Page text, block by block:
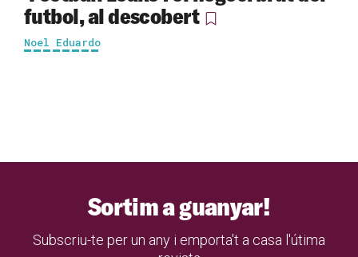
futbol, al descobert
Noel Eduardo
Sortim a guanyar!
Subscriu-te per un any i emporta't a casa l'útima